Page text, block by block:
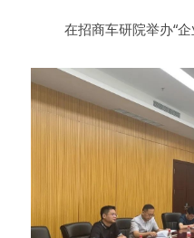
在招商车研院举办“